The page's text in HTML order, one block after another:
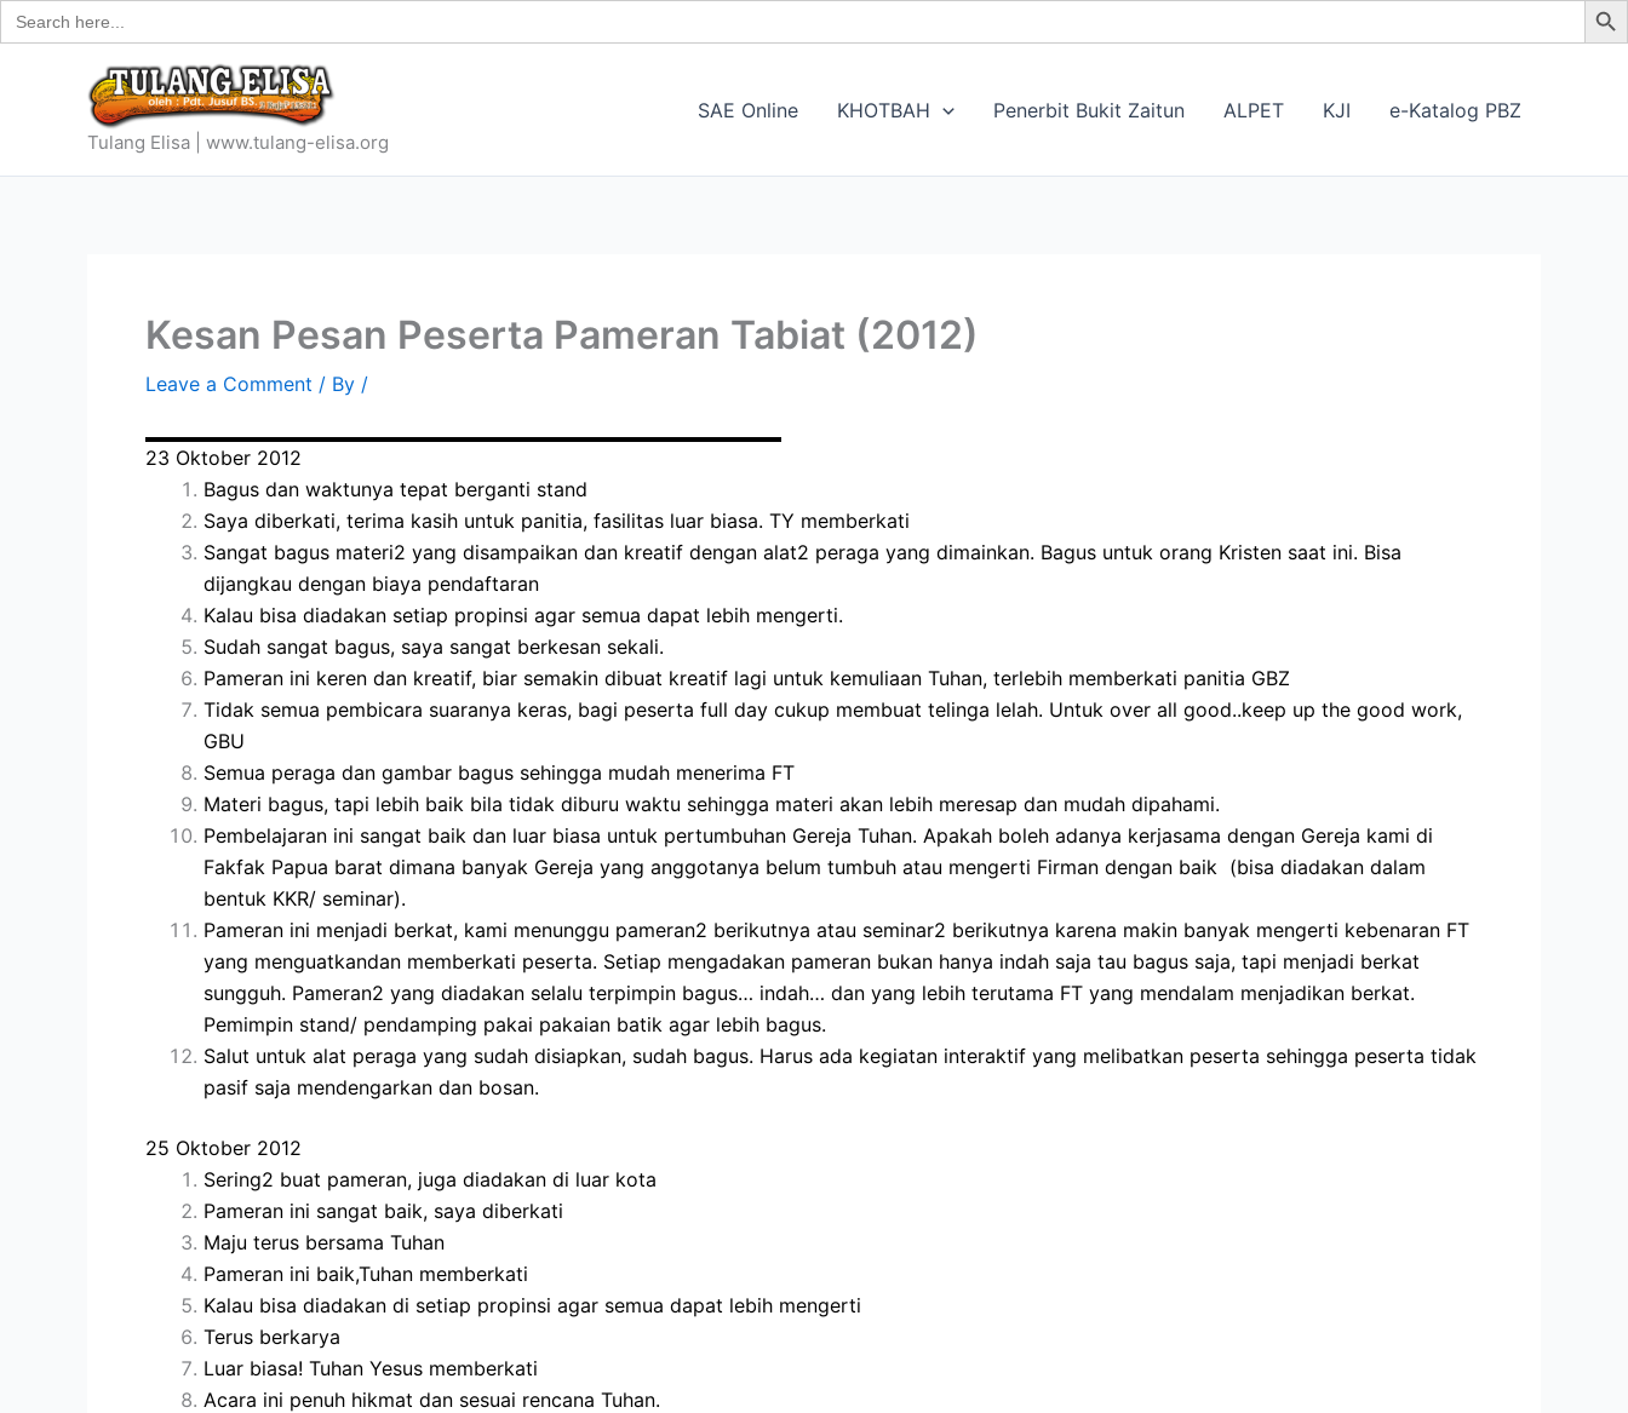
Search
for:
Skip
to
Tulang Elisa | www.tulang-elisa.org
SAE Online KHOTBAH Penerbit Bukit Zaitun ALPET KJI e-Katalog PBZ
Kesan Pesan Peserta Pameran Tabiat (2012)
Leave a Comment / By /
23 Oktober 2012
Bagus dan waktunya tepat berganti stand
Saya diberkati, terima kasih untuk panitia, fasilitas luar biasa. TY memberkati
Sangat bagus materi2 yang disampaikan dan kreatif dengan alat2 peraga yang dimainkan. Bagus untuk orang Kristen saat ini. Bisa
dijangkau dengan biaya pendaftaran
Kalau bisa diadakan setiap propinsi agar semua dapat lebih mengerti.
Sudah sangat bagus, saya sangat berkesan sekali.
Pameran ini keren dan kreatif, biar semakin dibuat kreatif lagi untuk kemuliaan Tuhan, terlebih memberkati panitia GBZ
Tidak semua pembicara suaranya keras, bagi peserta full day cukup membuat telinga lelah. Untuk over all good..keep up the good work,
GBU
Semua peraga dan gambar bagus sehingga mudah menerima FT
Materi bagus, tapi lebih baik bila tidak diburu waktu sehingga materi akan lebih meresap dan mudah dipahami.
Pembelajaran ini sangat baik dan luar biasa untuk pertumbuhan Gereja Tuhan. Apakah boleh adanya kerjasama dengan Gereja kami di
Fakfak Papua barat dimana banyak Gereja yang anggotanya belum tumbuh atau mengerti Firman dengan baik (bisa diadakan dalam
bentuk KKR/ seminar).
Pameran ini menjadi berkat, kami menunggu pameran2 berikutnya atau seminar2 berikutnya karena makin banyak mengerti kebenaran FT
yang menguatkandan memberkati peserta. Setiap mengadakan pameran bukan hanya indah saja tau bagus saja, tapi menjadi berkat
sungguh. Pameran2 yang diadakan selalu terpimpin bagus… indah… dan yang lebih terutama FT yang mendalam menjadikan berkat.
Pemimpin stand/ pendamping pakai pakaian batik agar lebih bagus.
Salut untuk alat peraga yang sudah disiapkan, sudah bagus. Harus ada kegiatan interaktif yang melibatkan peserta sehingga peserta tidak
pasif saja mendengarkan dan bosan.
25 Oktober 2012
Sering2 buat pameran, juga diadakan di luar kota
Pameran ini sangat baik, saya diberkati
Maju terus bersama Tuhan
Pameran ini baik,Tuhan memberkati
Kalau bisa diadakan di setiap propinsi agar semua dapat lebih mengerti
Terus berkarya
Luar biasa! Tuhan Yesus memberkati
Acara ini penuh hikmat dan sesuai rencana Tuhan.